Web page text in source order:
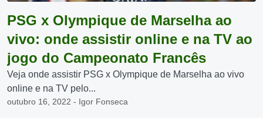
PSG x Olympique de Marselha ao
vivo: onde assistir online e na TV ao
jogo do Campeonato Francês
Veja onde assistir PSG x Olympique de Marselha ao vivo
online e na TV pelo...
outubro 16, 2022 - Igor Fonseca